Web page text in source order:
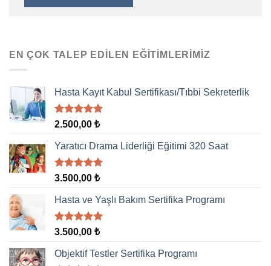
EN ÇOK TALEP EDILEN EĞITIMLERIMIZ
Hasta Kayıt Kabul Sertifikası/Tıbbi Sekreterlik
5 üzerinden
aldı
2.500,00 ₺
Yaratıcı Drama Liderliği Eğitimi 320 Saat
5 üzerinden
aldı
3.500,00 ₺
Hasta ve Yaşlı Bakım Sertifika Programı
5 üzerinden
aldı
3.500,00 ₺
Objektif Testler Sertifika Programı